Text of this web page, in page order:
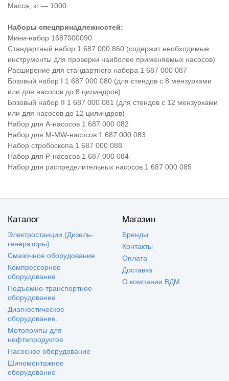
Масса, кг — 1000
Наборы спецпринадлежностей:
Мини-набор 1687000090
Стандартный набор 1 687 000 860 (содержит необходимые
инструменты для проверки наиболее применяемых насосов)
Расширение для стандартного набора 1 687 000 087
Бозовый набор I 1 687 000 080 (для стендов с 8 мензурками
или для насосов до 8 цилиндров)
Бозовый набор II 1 687 000 081 (для стендов с 12 мензурками
или для насосов до 12 цилиндров)
Набор для А-насосов 1 687 000 082
Набор для M-MW-насосов 1 687 000 083
Набор стробоскопа 1 687 000 088
Набор для Р-насосов 1 687 000 084
Набор для распределительных насосов 1 687 000 085
Каталог
Электростанции (Дизель-
генераторы)
Смазочное оборудование
Компрессорное
оборудование
Подъемно-транспортное
оборудование
Диагностическое
оборудование.
Мотопомпы для
нефтепродуктов
Насосное оборудование
Шиномонтажное
оборудование
Магазин
Бренды
Контакты
Оплата
Доставка
О компании ВДМ